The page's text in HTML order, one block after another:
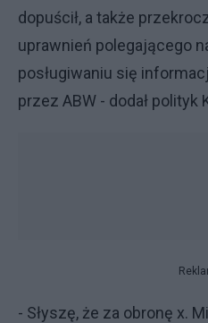
dopuścił, a także
uprawnień polegającego
posługiwaniu się
przez ABW - dodał polityk
- Słyszę, że za obronę x.